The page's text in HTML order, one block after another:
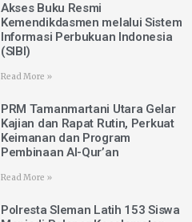
Akses Buku Resmi
Kemendikdasmen melalui Sistem
Informasi Perbukuan Indonesia
(SIBI)
Read More »
PRM Tamanmartani Utara Gelar
Kajian dan Rapat Rutin, Perkuat
Keimanan dan Program
Pembinaan Al-Qur’an
Read More »
Polresta Sleman Latih 153 Siswa